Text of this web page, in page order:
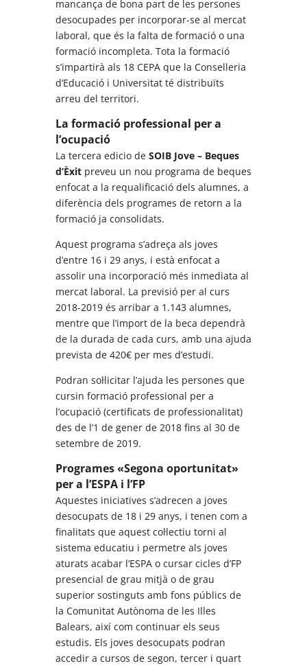
mancança de bona part de les persones
desocupades per incorporar-se al mercat
laboral, que és la falta de formació o una
formació incompleta. Tota la formació
s’impartirà als 18 CEPA que la Conselleria
d’Educació i Universitat té distribuïts
arreu del territori.
La formació professional per a
l’ocupació
La tercera edicio de SOIB Jove – Beques
d’Èxitpreveu un nou programa de beques
enfocat a la requalificació dels alumnes, a
diferència dels programes de retorn a la
formació ja consolidats.
Aquest programa s’adreça als joves
d’entre 16 i 29 anys, i està enfocat a
assolir una incorporació més inmediata al
mercat laboral. La previsió per al curs
2018-2019 és arribar a 1.143 alumnes,
mentre que l’import de la beca dependrà
de la durada de cada curs, amb una ajuda
prevista de 420€ per mes d’estudi.
Podran sol·licitar l’ajuda les persones que
cursin formació professional per a
l’ocupació (certificats de professionalitat)
des de l’1 de gener de 2018 fins al 30 de
setembre de 2019.
Programes «Segona oportunitat»
per a l’ESPA i l’FP
Aquestes iniciatives s’adrecen a joves
desocupats de 18 i 29 anys, i tenen com a
finalitats que aquest col·lectiu torni al
sistema educatiu i permetre als joves
aturats acabar l’ESPA o cursar cicles d’FP
presencial de grau mitjà o de grau
superior sostinguts amb fons públics de
la Comunitat Autònoma de les Illes
Balears, així com continuar els seus
estudis. Els joves desocupats podran
accedir a cursos de segon, tercer i quart